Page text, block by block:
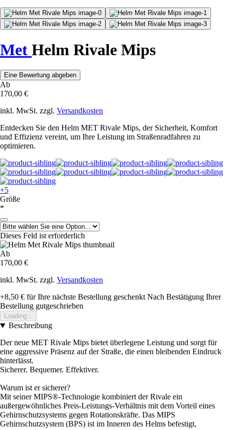
Met Helm Rivale Mips
Eine Bewertung abgeben
Ab
170,00 €
inkl. MwSt. zzgl. Versandkosten
Entdecken Sie den Helm MET Rivale Mips, der Sicherheit, Komfort
und Effizienz vereint, um Ihre Leistung im Straßenradfahren zu
optimieren.
+5
Größe
*
Dieses Feld ist erforderlich
Ab
170,00 €
inkl. MwSt. zzgl. Versandkosten
+8,50 € für Ihre nächste Bestellung geschenkt Nach Bestätigung Ihrer
Bestellung gutgeschrieben
Loading...
Beschreibung
Der neue MET Rivale Mips bietet überlegene Leistung und sorgt für
eine aggressive Präsenz auf der Straße, die einen bleibenden Eindruck
hinterlässt.
Sicherer. Bequemer. Effektiver.
Warum ist er sicherer?
Mit seiner MIPS®-Technologie kombiniert der Rivale ein
außergewöhnliches Preis-Leistungs-Verhältnis mit dem Vorteil eines
Gehirnschutzsystems gegen Rotationskräfte. Das MIPS
Gehirnschutzsystem (BPS) ist im Inneren des Helms befestigt,